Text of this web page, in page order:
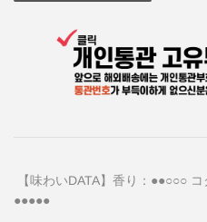
【味わいDATA】香り：●●○○○
●●●●●